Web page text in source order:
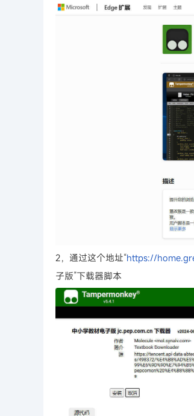
2，通过这个地址“https://
子版”下载器脚本